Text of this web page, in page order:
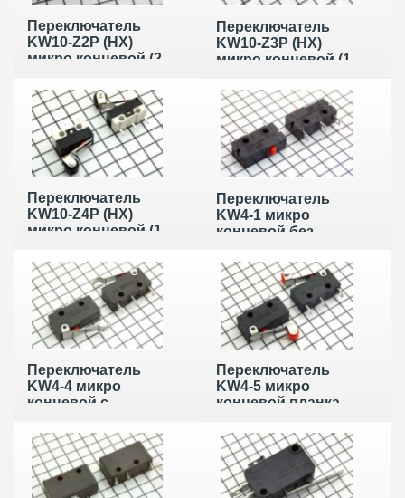
Переключатель
KW10-Z2P (HX)
микро концевой (2
мм
Переключатель
KW10-Z3P (HX)
микро концевой (1
изогнутой планкой
13 мм
Переключатель
KW10-Z4P (HX)
микро концевой (1
мм с роликом
Переключатель
KW4-1 микро
концевой без
Переключатель
KW4-4 микро
концевой с
планкой 15 мм
Переключатель
KW4-5 микро
концевой планка